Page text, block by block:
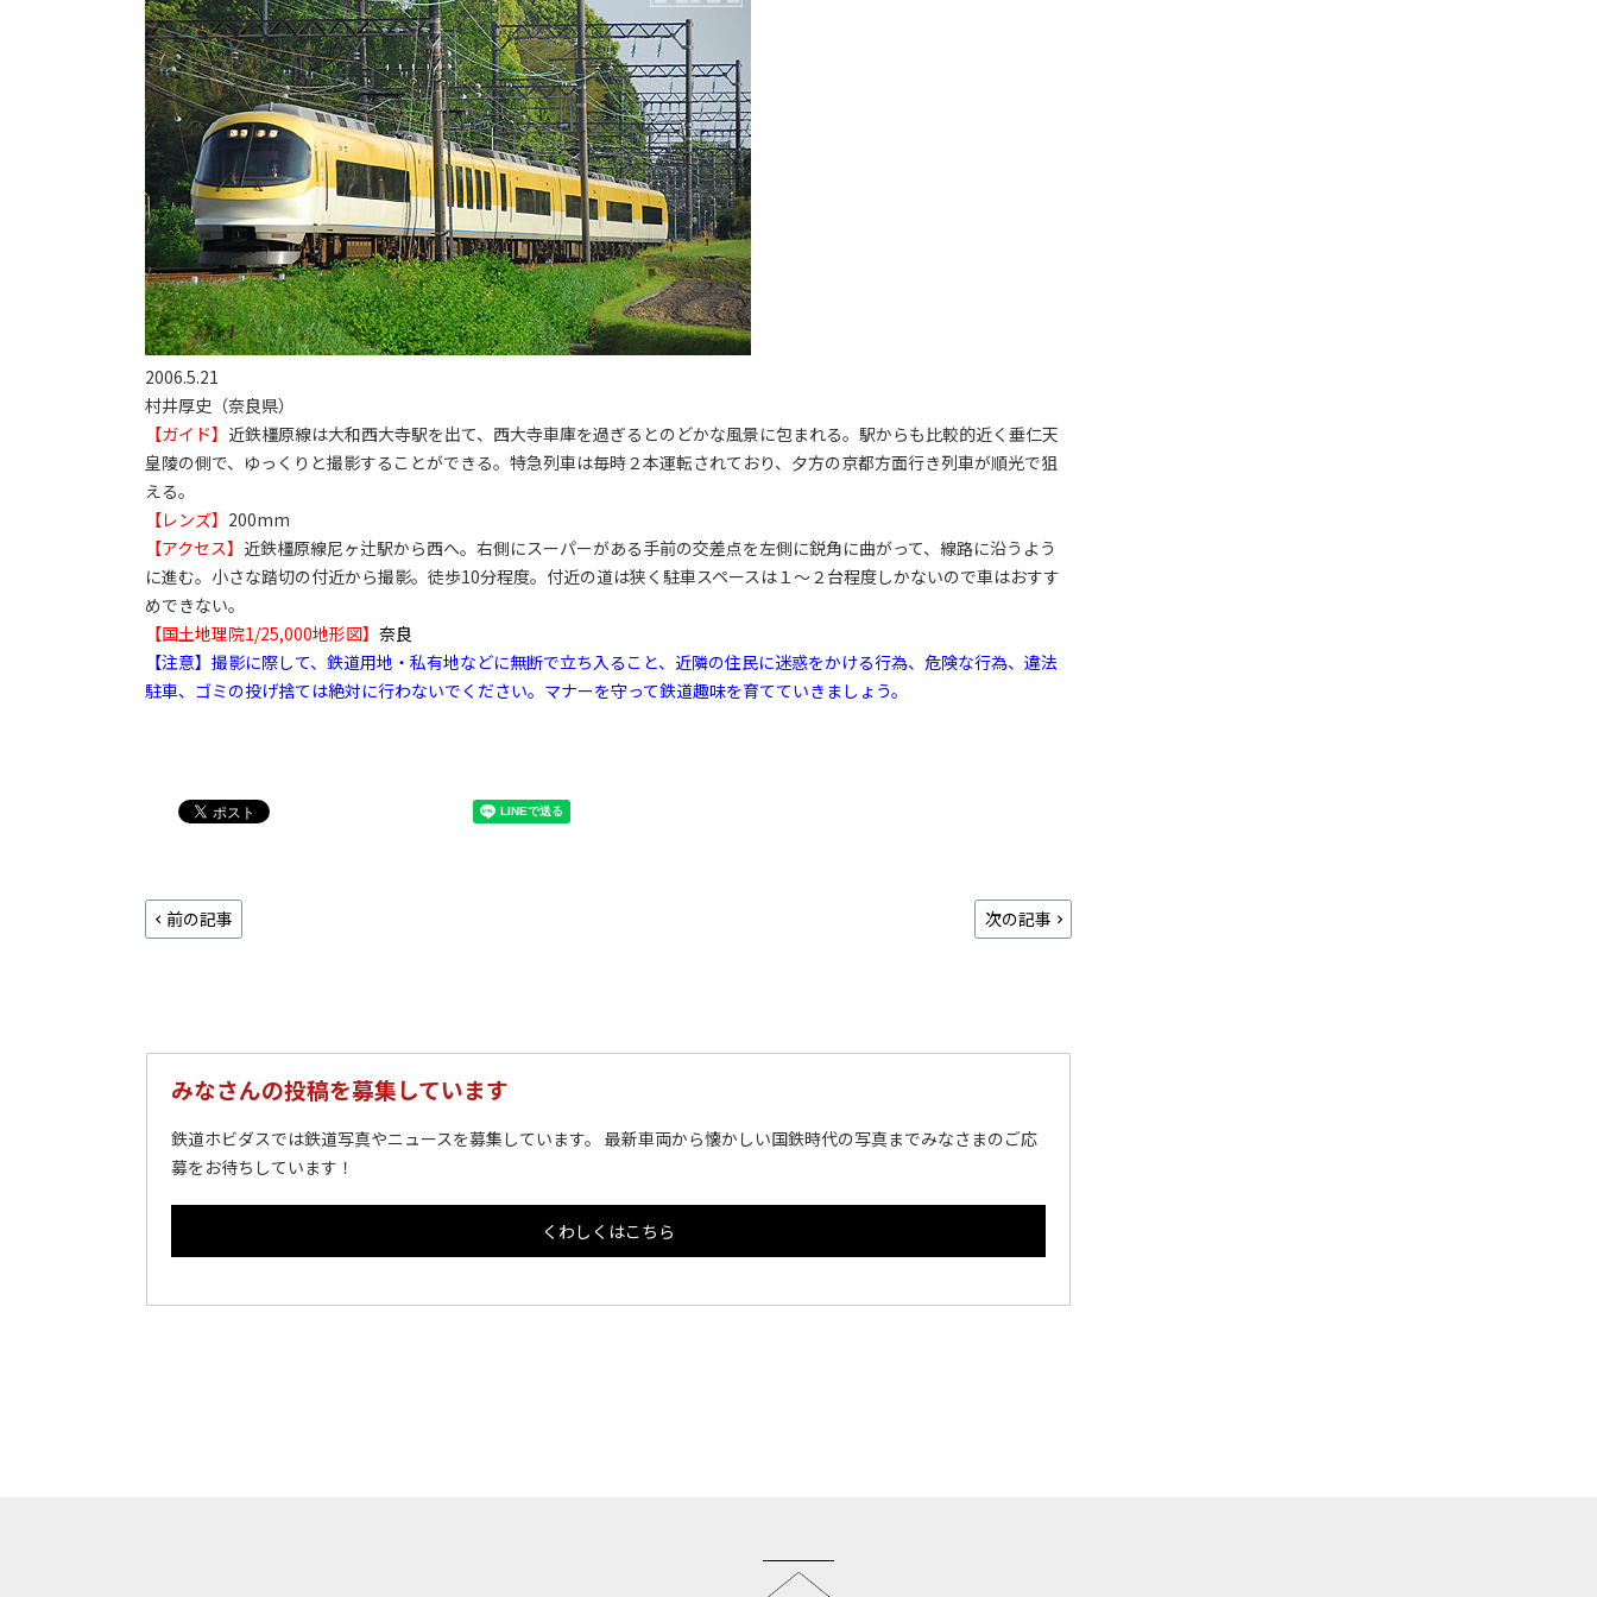
2006.5.21
村井厚史（奈良県）
【ガイド】 近鉄橿原線は大和西大寺駅を出て、西大寺車庫を過ぎるとのどかな風景に包まれる。駅からも比較的近く垂仁天
皇陵の側で、ゆっくりと撮影することができる。特急列車は毎時２本運転されており、夕方の京都方面行き列車が順光で狙
える。
【レンズ】 200mm
【アクセス】 近鉄橿原線尼ヶ辻駅から西へ。右側にスーパーがある手前の交差点を左側に鋭角に曲がって、線路に沿うよう
に進む。小さな踏切の付近から撮影。徒歩10分程度。付近の道は狭く駐車スペースは１～２台程度しかないので車はおすす
めできない。
【国土地理院1/25,000地形図】 奈良
【注意】撮影に際して、鉄道用地・私有地などに無断で立ち入ること、近隣の住民に迷惑をかける行為、危険な行為、違法
駐車、ゴミの投げ捨ては絶対に行わないでください。マナーを守って鉄道趣味を育てていきましょう。
前の記事 次の記事
みなさんの投稿を募集しています
鉄道ホビダスでは鉄道写真やニュースを募集しています。 最新車両から懐かしい国鉄時代の写真までみなさまのご応
募をお待ちしています！
くわしくはこちら